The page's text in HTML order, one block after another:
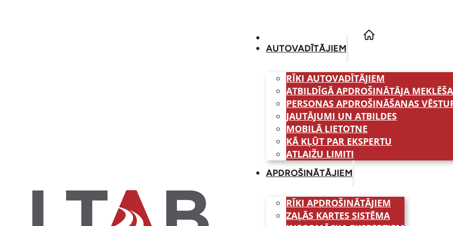
AUTOVADĪTĀJIEM
RĪKI AUTOVADĪTĀJIEM
ATBILDĪGĀ APDROŠINĀTĀJA
PERSONAS APDROŠINĀŠANAS
JAUTĀJUMI UN ATBILDES
MOBILĀ LIETOTNE
KĀ KĻŪT PAR EKSPERTU
ATLAIŽU LIMITI
APDROŠINĀTĀJIEM
RĪKI APDROŠINĀTĀJIEM
ZAĻĀS KARTES SISTĒMA